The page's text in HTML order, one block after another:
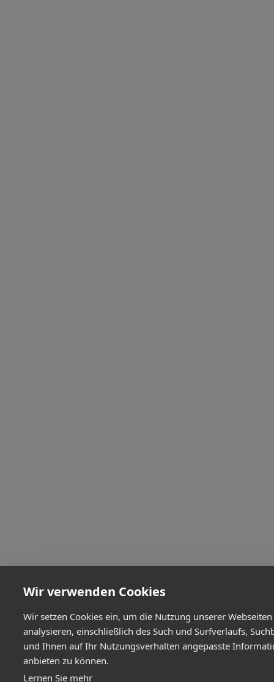
Wir verwenden Cookies
Wir setzen Cookies ein, um die Nutzung unserer
analysieren, einschließlich des Such und Surfverlaufs,
und Ihnen auf Ihr Nutzungsverhalten angepasste
anbieten zu können.
Lernen Sie mehr